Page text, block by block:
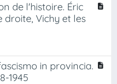
de l'histoire. Éric
droite, Vichy et les
in provincia.
1945